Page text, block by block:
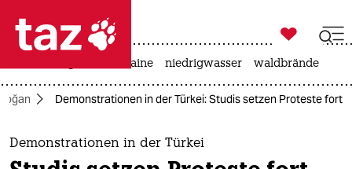
 taz zahl ich
taz zahl ich
themen

taz zahl ich
krieg in der ukraine niedrigwasser waldbrände
Demonstrationen in der Türkei: Studis setzen Proteste fort
Demonstrationen in der Türkei